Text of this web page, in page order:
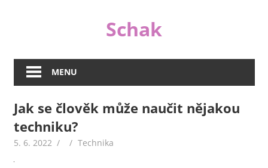
Schak
když
jsou
důležité,
nejsou
v životě
MENU
Jak se člověk může naučit nějakou
techniku?
5. 6. 2022 Technika